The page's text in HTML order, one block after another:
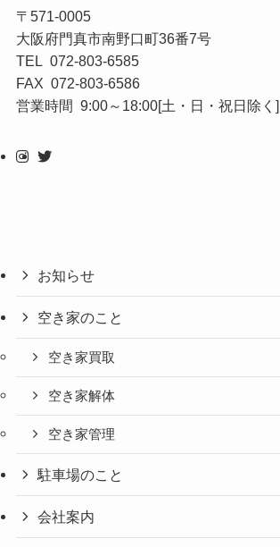
〒571-0005
大阪府門真市南野口町36番7号
TEL 072-803-6585
FAX 072-803-6586
営業時間 9:00～18:00[土・日・祝日除く]
お知らせ
空き家のこと
空き家買取
空き家解体
空き家管理
駐車場のこと
会社案内